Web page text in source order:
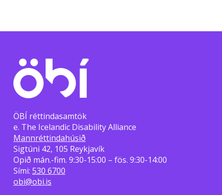
ÖBÍ réttindasamtök
e. The Icelandic Disability Alliance
Mannréttindahúsið
Sigtúni 42, 105 Reykjavík
Opið mán.-fim. 9:30-15:00 – fös. 9:30-14:00
Sími: 530 6700
obi@obi.is